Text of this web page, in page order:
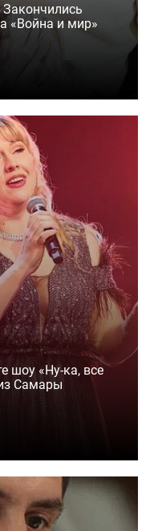
«Война и мир»
шоу «Ну-ка, все
Самары